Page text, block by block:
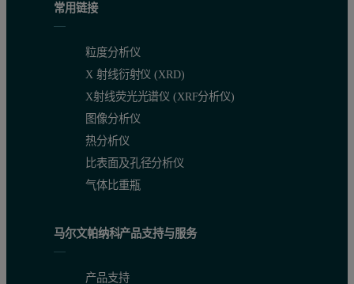
常用链接
粒度分析仪
X 射线衍射仪 (XRD)
X射线荧光光谱仪 (XRF分析仪)
图像分析仪
热分析仪
比表面及孔径分析仪
气体比重瓶
马尔文帕纳科产品支持与服务
产品支持